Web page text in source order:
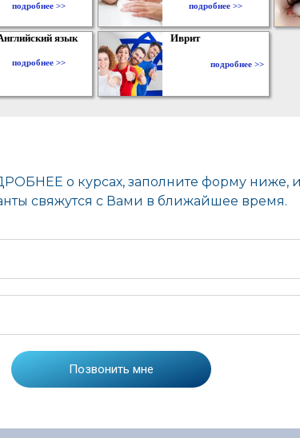
подробнее >> подробнее >>
язык
подробнее >>
Иврит
подробнее >>